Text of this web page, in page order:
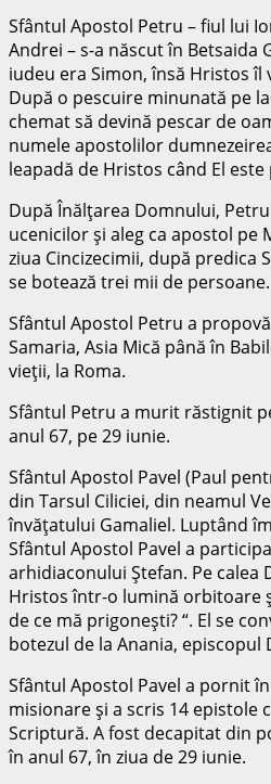
Sfântul Apostol Petru – fiul lui
Andrei – s-a născut în Betsaida
iudeu era Simon, însă Hristos îl
După o pescuire minunată pe
chemat să devină pescar de
numele apostolilor
leapadă de Hristos când El
După Înălţarea Domnului,
ucenicilor şi aleg ca apostol pe
ziua Cincizecimii, după predica
se botează trei mii de persoane.
Sfântul Apostol Petru a
Samaria, Asia Mică până în
vieţii, la Roma.
Sfântul Petru a murit răstignit
anul 67, pe 29 iunie.
Sfântul Apostol Pavel (Paul
din Tarsul Ciliciei, din neamul
învăţatului Gamaliel. Luptând
Sfântul Apostol Pavel a
arhidiaconului Ştefan. Pe calea
Hristos într-o lumină orbitoare
de ce mă prigoneşti? “. El se
botezul de la Anania, episcopul
Sfântul Apostol Pavel a pornit
misionare şi a scris 14 epistole
Scriptură. A fost decapitat din
în anul 67, în ziua de 29 iunie.